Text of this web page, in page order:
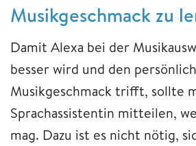
Musikgeschmack zu
Damit Alexa bei der
besser wird und den
Musikgeschmack trifft, sollte
Sprachassistentin mitteilen,
mag. Dazu ist es nicht nötig,